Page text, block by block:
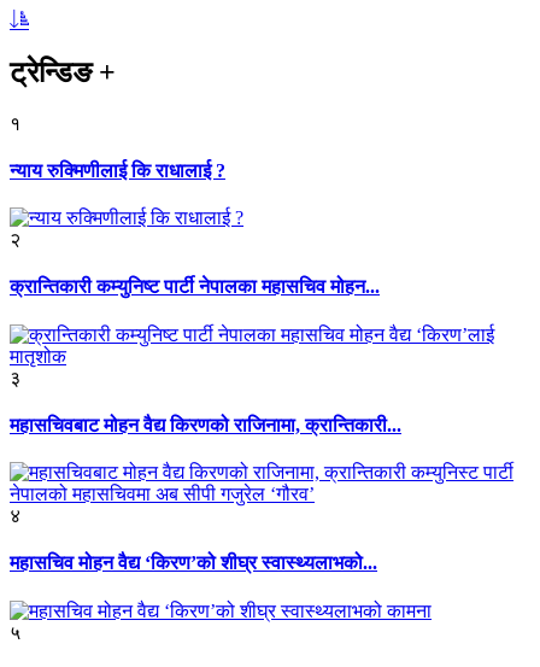
ट्रेन्डिङ+
१
न्याय रुक्मिणीलाई कि राधालाई ?
२
क्रान्तिकारी कम्युनिष्ट पार्टी नेपालका महासचिव मोहन...
३
महासचिवबाट मोहन वैद्य किरणको राजिनामा, क्रान्तिकारी...
४
महासचिव मोहन वैद्य ‘किरण’को शीघ्र स्वास्थ्यलाभको...
५